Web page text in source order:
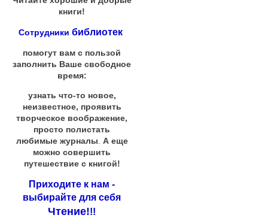
книги!
Сотрудники библиотек
помогут вам с пользой
заполнить Ваше свободное
время:
узнать что-то новое,
неизвестное, проявить
творческое воображение,
просто полистать
любимые журналы А еще
можно совершить
путешествие с книгой!
Приходите к нам -
выбирайте для себя
Чтение!!!